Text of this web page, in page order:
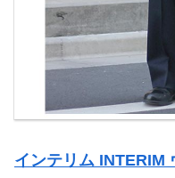
インテリム INTERIM